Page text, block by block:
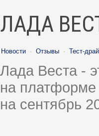
ЛАДА
Новости · Отзывы · Тест-
Лада Веста -
на платформе
на сентябрь